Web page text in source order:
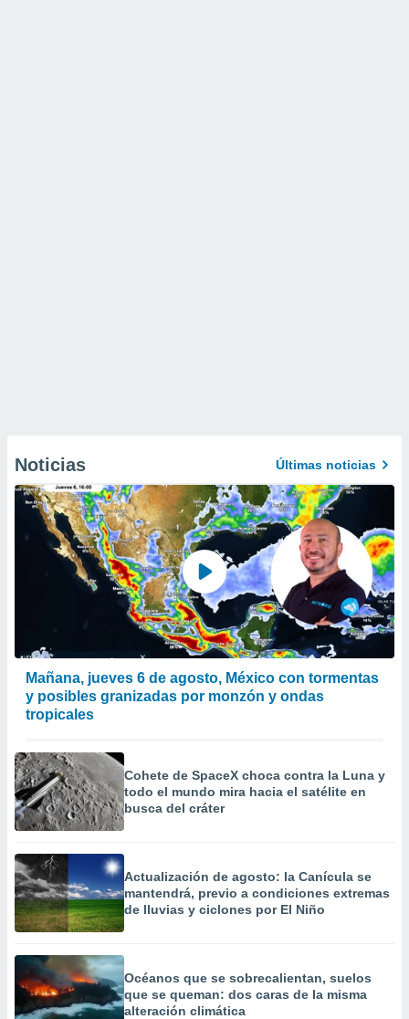
Noticias Últimas noticias
Mañana, jueves 6 de agosto, México con tormentas
y posibles granizadas por monzón y ondas
tropicales
Cohete de SpaceX choca contra la Luna y
todo el mundo mira hacia el satélite en
busca del cráter
Actualización de agosto: la Canícula se
mantendrá, previo a condiciones extremas
de lluvias y ciclones por El Niño
Océanos que se sobrecalientan, suelos
que se queman: dos caras de la misma
alteración climática